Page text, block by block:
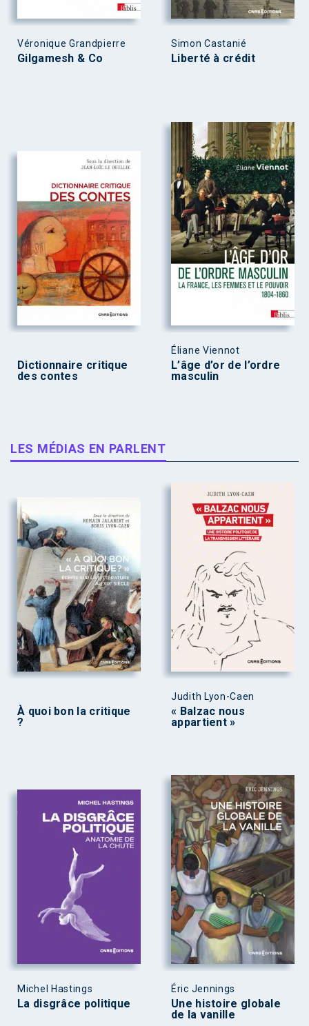
Véronique Grandpierre
Gilgamesh & Co
Simon Castanié
Liberté à crédit
Dictionnaire critique
des contes
Éliane Viennot
L’âge d’or de l’ordre
masculin
LES MÉDIAS EN PARLENT
À quoi bon la critique
?
Judith Lyon-Caen
« Balzac nous
appartient »
Michel Hastings
La disgrâce politique
Éric Jennings
Une histoire globale
de la vanille